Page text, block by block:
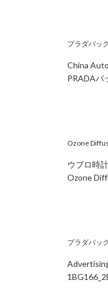
プラダバッ
China
PRADAバ
Ozone
ウブロ時計
Ozone
プラダバッ